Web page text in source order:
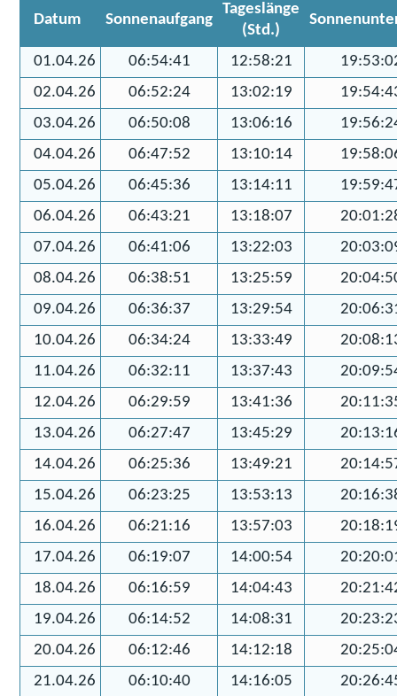
Datum Sonnenaufgang
Tageslänge
(Std.)
01.04.26 06:54:41 12:58:21
02.04.26
06:52:24 13:02:19
03.04.26
06:50:08 13:06:16
04.04.26
06:47:52 13:10:14
05.04.26
06:45:36 13:14:11
06.04.26
06:43:21 13:18:07
07.04.26
06:41:06 13:22:03
08.04.26
06:38:51 13:25:59
09.04.26
06:36:37 13:29:54
10.04.26
06:34:24 13:33:49
11.04.26
06:32:11 13:37:43
12.04.26
06:29:59 13:41:36
13.04.26
06:27:47 13:45:29
14.04.26
06:25:36 13:49:21
15.04.26
06:23:25 13:53:13
16.04.26
06:21:16 13:57:03
17.04.26
06:19:07 14:00:54
18.04.26
06:16:59 14:04:43
19.04.26
06:14:52 14:08:31
20.04.26
06:12:46 14:12:18
21.04.26
06:10:40 14:16:05